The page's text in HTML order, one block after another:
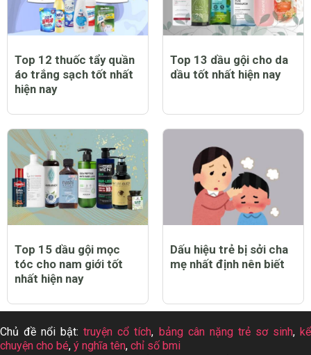
Top 12 thuốc tẩy quần
áo trắng sạch tốt nhất
hiện nay
Top 13 dầu gội cho da
dầu tốt nhất hiện nay
Top 15 dầu gội mọc
tóc cho nam giới tốt
nhất hiện nay
Dấu hiệu trẻ bị sởi cha
mẹ nhất định nên biết
Chủ đề nổi bật:truyện cổ tích, bảng cân nặng trẻ sơ sinh,kể
chuyện cho bé, ý nghĩa tên, chỉ số bmi